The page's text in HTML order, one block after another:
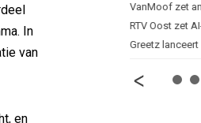
In
van
en
blijft...
VanMoof zet
RTV Oost zet
Greetz